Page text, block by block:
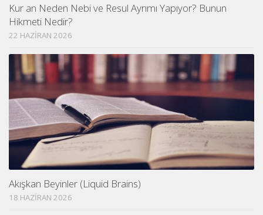
Kur an Neden Nebi ve Resul Ayrımı Yapıyor? Bunun
Hikmeti Nedir?
22 HAZIRAN 2026
Akışkan Beyinler (Liquid Brains)
18 HAZIRAN 2026